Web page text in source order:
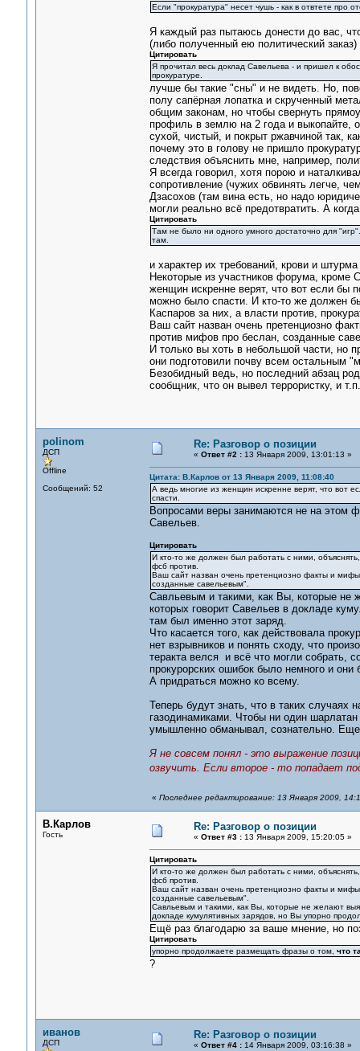
Если "прокуратура" несет чушь - как в отвтете про
Я каждый раз пытаюсь донести до вас,
(либо полученный ею политический
Цитировать
Я прочитал весь доклад Савельева - и пришел к
прокуратуре.
лучше бы такие "сны" и не видеть. Но,
полу сапёрная лопатка и скрученный
общим законам, но чтобы свернуть
профиль в землю на 2 года и выкопайте,
сухой, чистый, и покрыт ржавчиной так,
почему это в голову не пришло
следствия объяснить мне, например,
Я всегда говорил, хотя порою и
сопротивление (чужих обвинять легче,
Дзасохов (там вина есть, но надо
могли реально всё предотвратить. А
Цитировать
Там не было ни одного умного достаточно для
там.
и характер их требований, крови и
Некоторые из участников форума, кроме
женщин искренне верят, что вот если
можно было спасти. И кто-то же должен
Каспаров за них, а власти против,
Ваш сайт назван очень претенциозно
против мифов про беслан, созданные
И только вы хоть в небольшой части, но
они подготовили почву всем
Безобидный ведь, но последний абзац
сообщник, что он вывел террористку, и т.п.
polinom
ДСП
Offline
Сообщений: 52
Re: Разговор о позиции
« Ответ #2 :13 Января 2009, 13:01:13 »
Цитата: В.Карлов от 13 Января 2009, 11:08:40
А ведь многие из женщин искренне верят, что вот
спасти.
Вопросами веры занимаются не на этом
Савельев.
Цитировать
И кто-то же должен был работать с ними,
фсб против.
Ваш сайт назван очень претенциозно факты и
созданные савельевым".
Савльевым и такими, как Вы, которые не
которых говорит Савельев в докладе
там был именно этот заряд.
Что касается того, как действовала
нет взрывников и понять сходу, что
теракта велся и всё что могли собрать,
прокурорских ошибок было немного и
А придраться можно ко всему.
Теперь будут знать, что в таких случаях
газодинамиками. Чтобы ни один
умышленно обманывал, сознательно.
Я не совсем понял - это выражение
озвучить. Если второе - то попадает
« Последнее редактирование: 13 Января 2009,
В.Карлов
Гость
Re: Разговор о позиции
« Ответ #3 :13 Января 2009, 15:20:05 »
Цитировать
И кто-то же должен был работать с ними,
фсб против.
Ваш сайт назван очень претенциозно факты и
созданные савельевым".
Савльевым и такими, как Вы, которые не желают
докладе кумулятивных зарядов, но Вы упорно
Ещё раз благодарю за ваше мнение, но
Цитировать
упорно продолжаете размещать фразы о том, что
?
иванов
ДСП
Re: Разговор о позиции
« Ответ #4 :14 Января 2009, 03:16:38 »